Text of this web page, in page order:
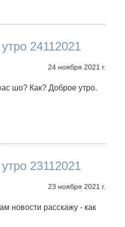
24112021
24 ноября 2021 г.
шо? Как? Доброе утро.
23112021
23 ноября 2021 г.
новости расскажу - как